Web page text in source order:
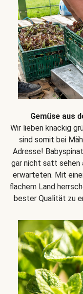
Gemüse aus
Wir lieben knackig
sind somit bei
Adresse!
gar nicht satt sehen
erwarteten. Mit
flachem Land
bester Qualität zu